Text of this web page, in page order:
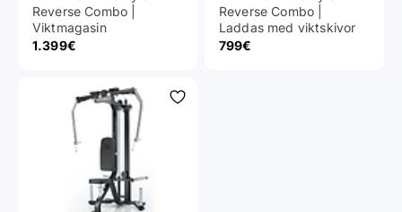
Reverse Combo |
Viktmagasin
Reapris
1.399€
Reverse Combo |
Laddas med viktskivor
Reapris
799€